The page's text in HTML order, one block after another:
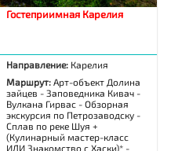
Гостеприимная Карелия
Направление: Карелия
Маршрут:Арт-объект Долина
зайцев - Заповедника Кивач -
Вулкана Гирвас - Обзорная
экскурсия по Петрозаводску -
Сплав по реке Шуя +
(Кулинарный мастер-класс
ИЛИ Знакомство с Хаски)* -